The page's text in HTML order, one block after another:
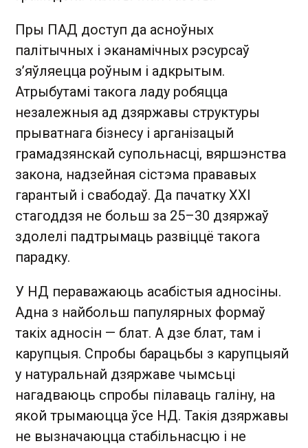
Пры ПАД доступ да асноўных
палітычных і эканамічных рэсурсаў
з’яўляецца роўным і адкрытым.
Атрыбутамі такога ладу робяцца
незалежныя ад дзяржавы структуры
прыватнага бізнесу і арганізацый
грамадзянскай супольнасці, вяршэнства
закона, надзейная сістэма прававых
гарантый і свабодаў. Да пачатку XXI
стагоддзя не больш за 25–30 дзяржаў
здолелі падтрымаць развіццё такога
парадку.
У НД пераважаюць асабістыя адносіны.
Адна з найбольш папулярных формаў
такіх адносін — блат. А дзе блат, там і
карупцыя. Спробы барацьбы з карупцыяй
у натуральнай дзяржаве чымсьці
нагадваюць спробы пілаваць галіну, на
якой трымаюцца ўсе НД. Такія дзяржавы
не вызначаюцца стабільнасцю і не